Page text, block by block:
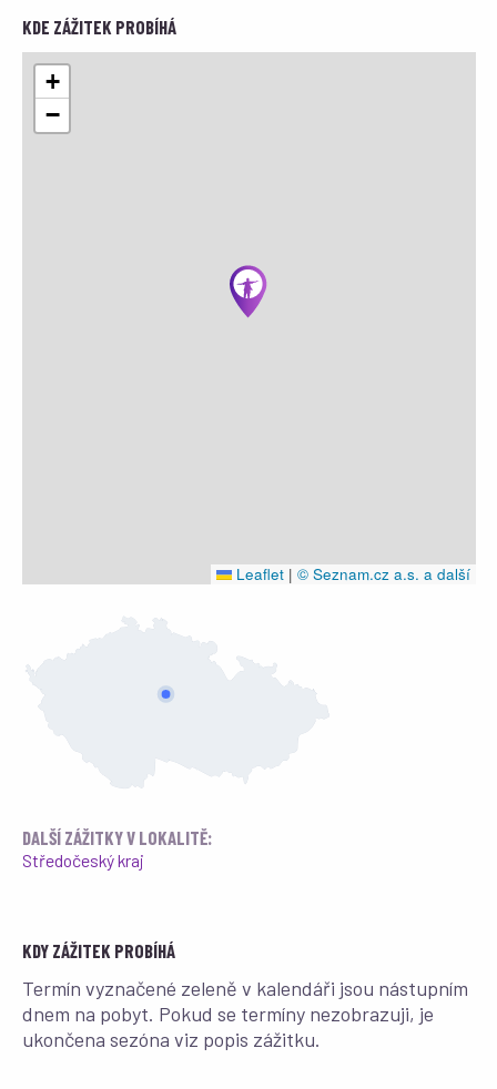
KDE ZÁŽITEK PROBÍHÁ
+
−
Leaflet | © Seznam.cz a.s. a další
DALŠÍ ZÁŽITKY V LOKALITĚ:
Středočeský kraj
KDY ZÁŽITEK PROBÍHÁ
Termín vyznačené zeleně v kalendáři jsou nástupním
dnem na pobyt. Pokud se termíny nezobrazuji, je
ukončena sezóna viz popis zážitku.